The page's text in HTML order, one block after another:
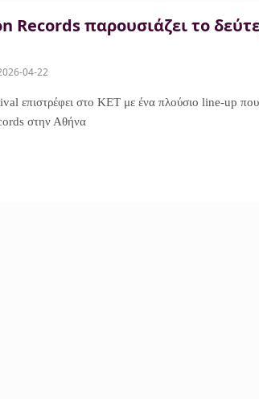
Records παρουσιάζει το
04-22
επιστρέφει στο ΚΕΤ με ένα πλούσιο line-up που
στην Αθήνα